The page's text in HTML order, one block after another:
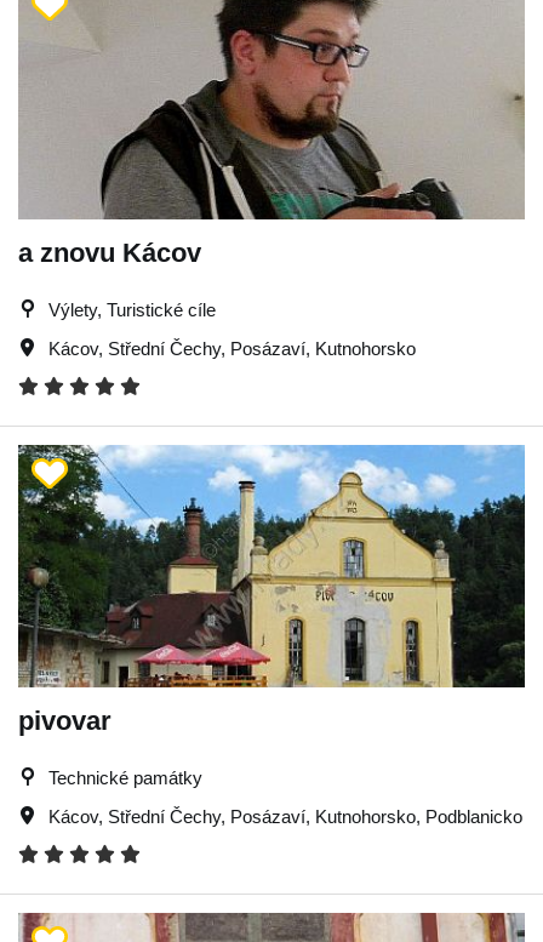
a znovu Kácov
Výlety, Turistické cíle
Kácov, Střední Čechy, Posázaví, Kutnohorsko
pivovar
Technické památky
Kácov, Střední Čechy, Posázaví, Kutnohorsko, Podblanicko